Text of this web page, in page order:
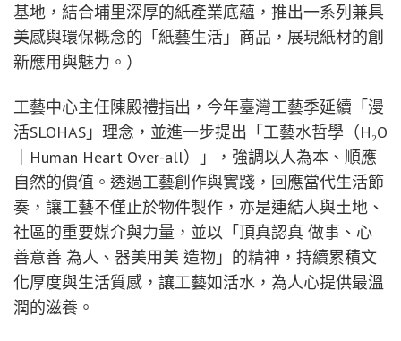
基地，結合埔里深厚的紙產業底蘊，推出一系列兼具
美感與環保概念的「紙藝生活」商品，展現紙材的創
新應用與魅力。）
工藝中心主任陳殿禮指出，今年臺灣工藝季延續「漫
活SLOHAS」理念，並進一步提出「工藝水哲學（H₂O
｜Human Heart Over-all）」，強調以人為本、順應
自然的價值。透過工藝創作與實踐，回應當代生活節
奏，讓工藝不僅止於物件製作，亦是連結人與土地、
社區的重要媒介與力量，並以「頂真認真 做事、心
善意善 為人、器美用美 造物」的精神，持續累積文
化厚度與生活質感，讓工藝如活水，為人心提供最溫
潤的滋養。